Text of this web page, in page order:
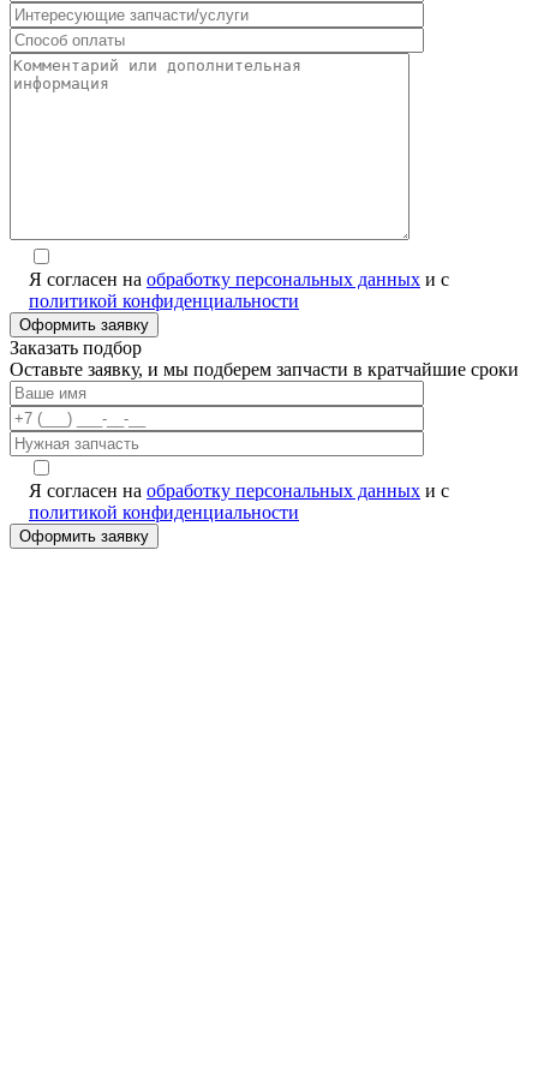
Я согласен на обработку персональных данных и с
политикой конфиденциальности
Заказать подбор
Оставьте заявку, и мы подберем запчасти в кратчайшие сроки
Я согласен на обработку персональных данных и с
политикой конфиденциальности